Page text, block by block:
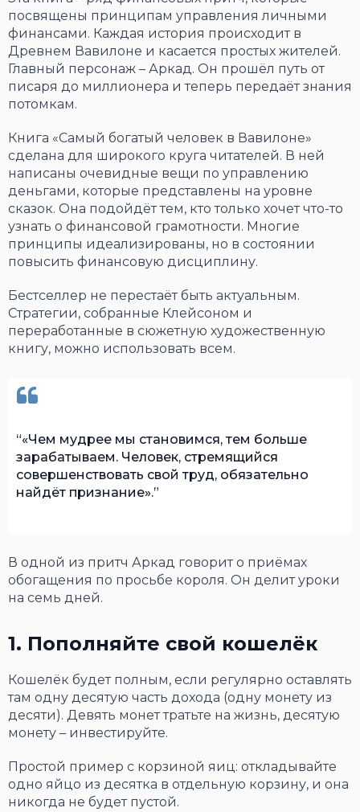
посвящены принципам управления личными
финансами. Каждая история происходит в
Древнем Вавилоне и касается простых жителей.
Главный персонаж – Аркад. Он прошёл путь от
писаря до миллионера и теперь передаёт знания
потомкам.
Книга «Самый богатый человек в Вавилоне»
сделана для широкого круга читателей. В ней
написаны очевидные вещи по управлению
деньгами, которые представлены на уровне
сказок. Она подойдёт тем, кто только хочет что-то
узнать о финансовой грамотности. Многие
принципы идеализированы, но в состоянии
повысить финансовую дисциплину.
Бестселлер не перестаёт быть актуальным.
Стратегии, собранные Клейсоном и
переработанные в сюжетную художественную
книгу, можно использовать всем.
«Чем мудрее мы становимся, тем больше
зарабатываем. Человек, стремящийся
совершенствовать свой труд, обязательно
найдёт признание».
В одной из притч Аркад говорит о приёмах
обогащения по просьбе короля. Он делит уроки
на семь дней.
1. Пополняйте свой кошелёк
Кошелёк будет полным, если регулярно оставлять
там одну десятую часть дохода (одну монету из
десяти). Девять монет тратьте на жизнь, десятую
монету – инвестируйте.
Простой пример с корзиной яиц: откладывайте
одно яйцо из десятка в отдельную корзину, и она
никогда не будет пустой.